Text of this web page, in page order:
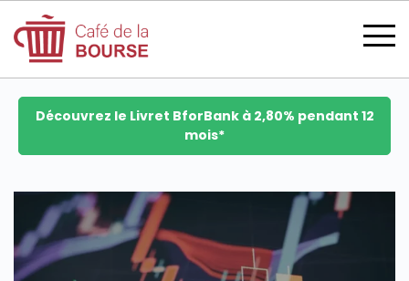
se connecter
devenir membre
Découvrez le Livret BforBank à 2,80% pendant 12
mois*